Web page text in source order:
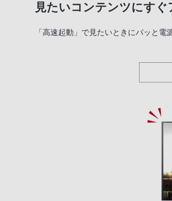
見たいコンテンツにすぐ
「高速起動」で見たいときにパッと